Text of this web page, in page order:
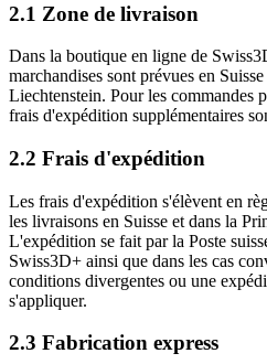
2.1 Zone de livraison
Dans la boutique en ligne de
marchandises sont prévues en
Liechtenstein. Pour les commandes
frais d'expédition supplémentaires
2.2 Frais d'expédition
Les frais d'expédition s'élèvent en
les livraisons en Suisse et dans la
L'expédition se fait par la Poste
Swiss3D+ ainsi que dans les cas
conditions divergentes ou une
s'appliquer.
2.3 Fabrication express